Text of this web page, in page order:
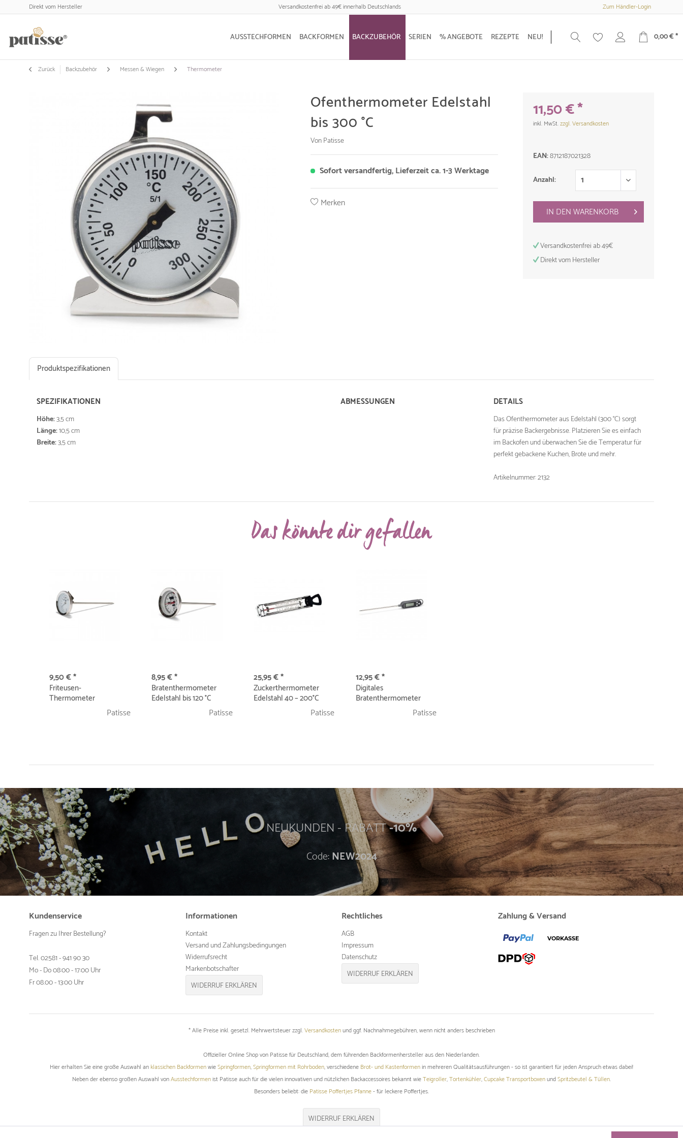
Direkt vom Hersteller Versandkostenfrei ab 49€ innerhalb Deutschlands Zum Händler-Login
AUSSTECHFORMEN BACKFORMEN BACKZUBEHÖR SERIEN % ANGEBOTE REZEPTE NEU! 0,00 € *
Zurück Backzubehör Messen & Wiegen Thermometer
Ofenthermometer Edelstahl
bis 300 °C
Von Patisse
Sofort versandfertig, Lieferzeit ca. 1-3 Werktage
Merken
11,50 € *
inkl. MwSt.zzgl. Versandkosten
EAN:8712187021328
Anzahl:
IN DENWARENKORB
Versandkostenfrei ab 49€
Direkt vom Hersteller
Produktspezifikationen
SPEZIFIKATIONEN
Höhe:3,5 cm
Länge:10,5 cm
Breite:3,5 cm
ABMESSUNGEN DETAILS
Das Ofenthermometer aus Edelstahl (300 °C) sorgt
für präzise Backergebnisse. Platzieren Sie es einfach
im Backofen und überwachen Sie die Temperatur für
perfekt gebackene Kuchen, Brote und mehr.
Artikelnummer: 2132
Das könnte dir gefallen
9,50 € *
Friteusen-
Thermometer
Edelstahl bis 300 °CPatisse
8,95 € *
Bratenthermometer
Edelstahl bis 120 °C
Patisse
25,95 € *
Zuckerthermometer
Edelstahl 40 – 200°C
Patisse
12,95 € *
Digitales
Bratenthermometer
Patisse
NEUKUNDEN - RABATT-10%
Code:NEW2024
Kundenservice
Fragen zu Ihrer Bestellung?
Tel. 02581 - 941 90 30
Mo - Do 08:00 - 17:00 Uhr
Fr 08.00 - 13:00 Uhr
Informationen
Kontakt
Versand und Zahlungsbedingungen
Widerrufsrecht
Markenbotschafter
WIDERRUF ERKLÄREN
Rechtliches
AGB
Impressum
Datenschutz
WIDERRUF ERKLÄREN
Zahlung & Versand
* Alle Preise inkl. gesetzl. Mehrwertsteuer zzgl.Versandkostenund ggf. Nachnahmegebühren, wenn nicht anders beschrieben
Offizieller Online Shop von Patisse für Deutschland, dem führenden Backformenhersteller aus den Niederlanden.
Hier erhalten Sie eine große Auswahl an klassichen BackformenwieSpringformen,Springformen mit Rohrboden, verschiedene Brot- und Kastenformenin mehreren Qualitätsausführungen - so ist garantiert für jeden Anspruch etwas dabei!
Neben der ebenso großen Auswahl vonAusstechformenist Patisse auch für die vielen innovativen und nützlichen Backaccessoires bekannt wieTeigroller,Tortenkühler,Cupcake TransportboxenundSpritzbeutel & Tüllen.
Besonders beliebt: die Patisse Poffertjes Pfanne- für leckere Poffertjes.
WIDERRUF ERKLÄREN